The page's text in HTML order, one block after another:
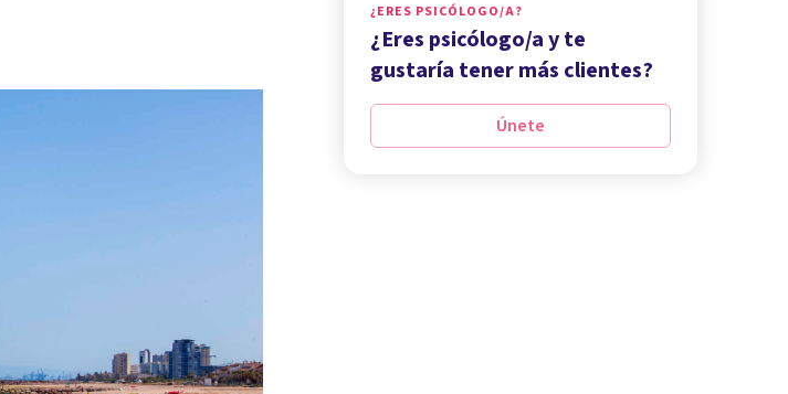
¿ERES PSICÓLOGO/A?
¿Eres psicólogo/a y te
gustaría tener más clientes?
Únete